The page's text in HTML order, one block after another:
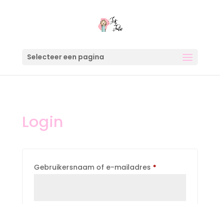
Selecteer een pagina
Login
Gebruikersnaam of e-mailadres *Vereist